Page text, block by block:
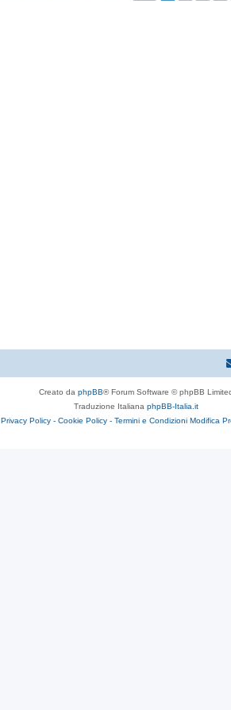
Creato da phpBB® Forum Software © phpBB
Traduzione Italiana phpBB-Italia.it
Privacy Policy - Cookie Policy - Termini e Condizioni Modifica